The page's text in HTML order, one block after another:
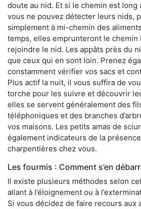
doute au nid. Et si le chemin est long
vous ne pouvez détecter leurs nids,
simplement à mi-chemin des
temps, elles emprunteront le
rejoindre le nid. Les appâts près du
que ceux qui en sont loin. Prenez
constamment vérifier vos sacs et
Plus actif la nuit, il vous suffira de
torche pour les suivre et découvrir
elles se servent généralement des
téléphoniques et des branches
vos maisons. Les petits amas de
également indicateurs de la
charpentières chez vous.
Les fourmis : Comment s’en
Il existe plusieurs méthodes selon
allant à l’éloignement ou à
Si vous décidez de faire recours aux